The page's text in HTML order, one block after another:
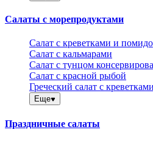
Салаты с морепродуктами
Салат с креветками и
Салат с кальмарами
Салат с тунцом
Салат с красной рыбой
Греческий салат с креветками
Еще
Праздничные салаты